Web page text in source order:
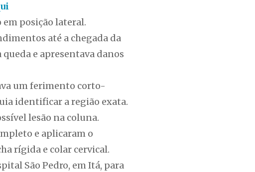
posição lateral.
até a chegada da
e apresentava danos
um ferimento corto-
identificar a região exata.
lesão na coluna.
e aplicaram o
rígida e colar cervical.
São Pedro, em Itá, para